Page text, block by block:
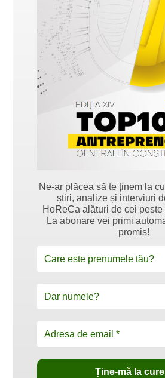
Ne-ar plăcea să te ținem la
știri, analize și interviuri
HoReCa alături de cei
La abonare vei primi
promis!